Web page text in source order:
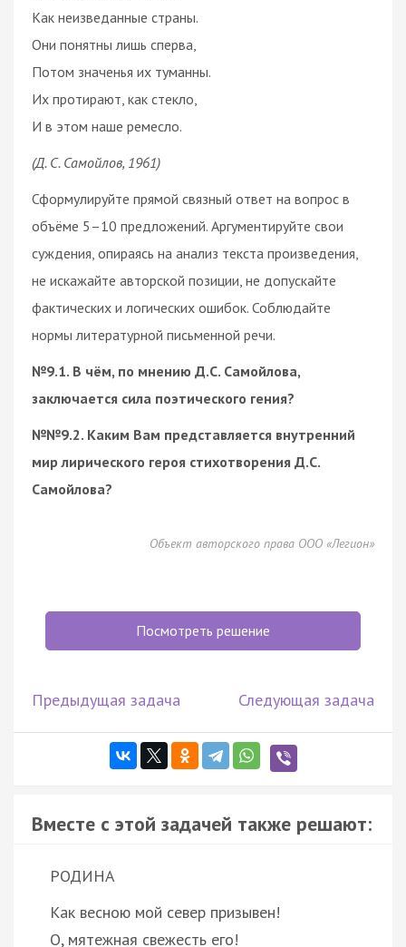
Как неизведанные страны.
Они понятны лишь сперва,
Потом значенья их туманны.
Их протирают, как стекло,
И в этом наше ремесло.
(Д. С. Самойлов, 1961)
Сформулируйте прямой связный ответ на вопрос в
объёме 5–10 предложений. Аргументируйте свои
суждения, опираясь на анализ текста произведения,
не искажайте авторской позиции, не допускайте
фактических и логических ошибок. Соблюдайте
нормы литературной письменной речи.
№9.1. В чём, по мнению Д.С. Самойлова,
заключается сила поэтического гения?
№№9.2. Каким Вам представляется внутренний
мир лирического героя стихотворения Д.С.
Самойлова?
Объект авторского права ООО «Легион»
Посмотреть решение
Предыдущая задача Следующая задача
Вместе с этой задачей также решают:
РОДИНА
Как весною мой север призывен!
О, мятежная свежесть его!